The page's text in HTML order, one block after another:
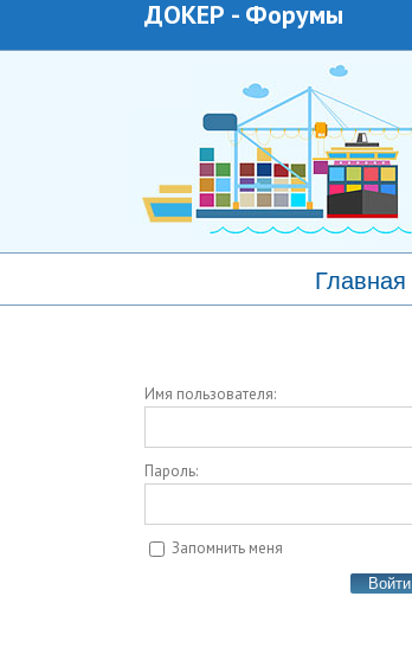
ДОКЕР - Форумы
Главная
Имя пользователя:
Пароль:
Запомнить меня
Войти